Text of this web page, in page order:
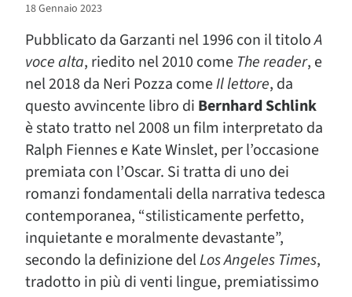
18 Gennaio 2023
Pubblicato da Garzanti nel 1996 con il titoloA
voce alta, riedito nel 2010 come The reader, e
nel 2018 da Neri Pozza comeIl lettore, da
questo avvincente libro di Bernhard Schlink
è stato tratto nel 2008 un film interpretato da
Ralph Fiennes e Kate Winslet, per l’occasione
premiata con l’Oscar. Si tratta di uno dei
romanzi fondamentali della narrativa tedesca
contemporanea, “stilisticamente perfetto,
inquietante e moralmente devastante”,
secondo la definizione delLos Angeles Times,
tradotto in più di venti lingue, premiatissimo